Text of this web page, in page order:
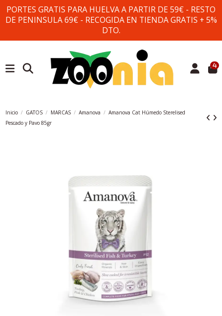
PORTES GRATIS PARA HUELVA A PARTIR DE 59€ - RESTO
DE PENINSULA 69€ - RECOGIDA EN TIENDA GRATIS + 5%
DTO.
4
Inicio GATOS MARCAS Amanova
Amanova Cat Húmedo Sterelised
Pescado y Pavo 85gr